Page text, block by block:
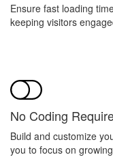
Ensure fast loading
keeping visitors
No Coding
Build and customize
you to focus on